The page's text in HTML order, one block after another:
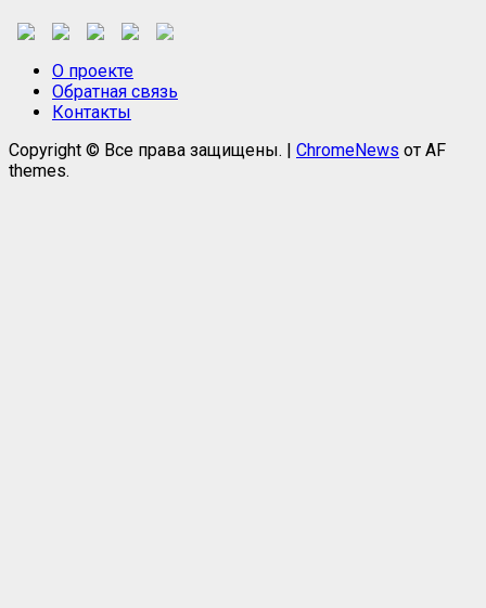
О проекте
Обратная связь
Контакты
Copyright © Все права защищены.
ChromeNews от AF
themes.